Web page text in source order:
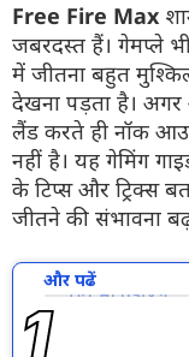
Free Fire Max
जबरदस्त हैं। गेमप्ले
में जीतना बहुत
देखना पड़ता है।
लैंड करते ही नॉक
नहीं है। यह गेमिंग
के टिप्स और ट्रिक्स
जीतने की संभावना
और पढें